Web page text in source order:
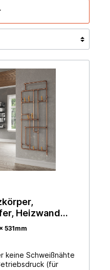
Heizwand
531mm
(für